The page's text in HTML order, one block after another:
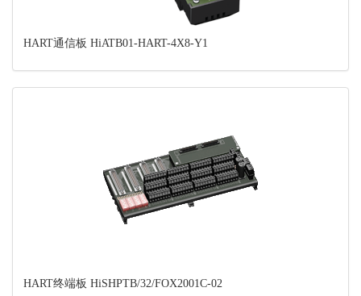
HART通信板 HiATB01-HART-4X8-Y1
HART终端板 HiSHPTB/32/FOX2001C-02